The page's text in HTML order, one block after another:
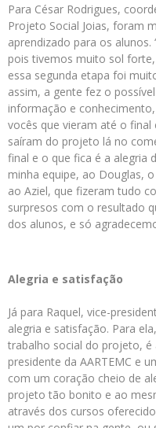
Para César Rodrigues,
Projeto Social Joias, foram
aprendizado para os
pois tivemos muito sol
essa segunda etapa foi
assim, a gente fez o
informação e
vocês que vieram até o
saíram do projeto lá no
final e o que fica é a alegria
minha equipe, ao Douglas,
ao Aziel, que fizeram tudo
surpresos com o resultado
dos alunos, e só
Alegria e satisfação
Já para Raquel, vice-
alegria e satisfação. Para
trabalho social do projeto, é
presidente da AARTEMC e
com um coração cheio de
projeto tão bonito e ao
através dos cursos